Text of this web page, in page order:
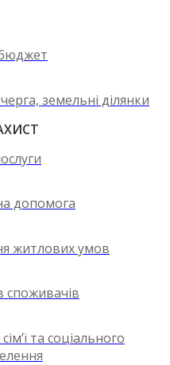
земельні ділянки
допомога
житлових умов
споживачів
та соціального